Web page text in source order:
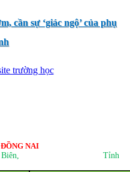
cần sự ‘giác ngộ’ của phụ
NAI
, Tỉnh